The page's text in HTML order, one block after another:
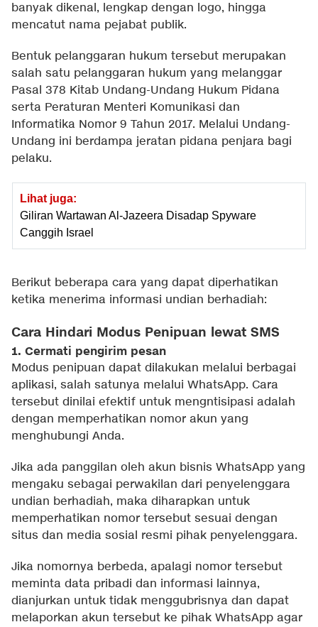
banyak dikenal, lengkap dengan logo, hingga
mencatut nama pejabat publik.
Bentuk pelanggaran hukum tersebut merupakan
salah satu pelanggaran hukum yang melanggar
Pasal 378 Kitab Undang-Undang Hukum Pidana
serta Peraturan Menteri Komunikasi dan
Informatika Nomor 9 Tahun 2017. Melalui Undang-
Undang ini berdampa jeratan pidana penjara bagi
pelaku.
Lihat juga:
Giliran Wartawan Al-Jazeera Disadap Spyware
Canggih Israel
Berikut beberapa cara yang dapat diperhatikan
ketika menerima informasi undian berhadiah:
Cara Hindari Modus Penipuan lewat SMS
1. Cermati pengirim pesan
Modus penipuan dapat dilakukan melalui berbagai
aplikasi, salah satunya melalui WhatsApp. Cara
tersebut dinilai efektif untuk mengntisipasi adalah
dengan memperhatikan nomor akun yang
menghubungi Anda.
Jika ada panggilan oleh akun bisnis WhatsApp yang
mengaku sebagai perwakilan dari penyelenggara
undian berhadiah, maka diharapkan untuk
memperhatikan nomor tersebut sesuai dengan
situs dan media sosial resmi pihak penyelenggara.
Jika nomornya berbeda, apalagi nomor tersebut
meminta data pribadi dan informasi lainnya,
dianjurkan untuk tidak menggubrisnya dan dapat
melaporkan akun tersebut ke pihak WhatsApp agar